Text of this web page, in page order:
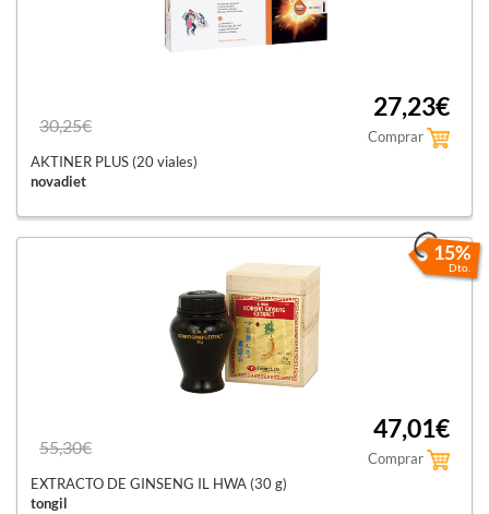
30,25€
27,23€
Comprar
AKTINER PLUS (20 viales)
novadiet
15%
Dto.
55,30€
47,01€
Comprar
EXTRACTO DE GINSENG IL HWA (30 g)
tongil